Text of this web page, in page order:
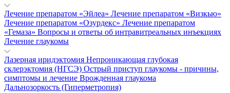
Лечение препаратом «Эйлеа» Лечение препаратом «Визкью»
Лечение препаратом «Озурдекс» Лечение препаратом
«Гемаза» Вопросы и ответы об интравитреальных инъекциях
Лечение глаукомы
Лазерная иридэктомия Непроникающая глубокая
склерэктомия (НГСЭ) Острый приступ глаукомы - причины,
симптомы и лечение Врожденная глаукома
Дальнозоркость (Гиперметропия)